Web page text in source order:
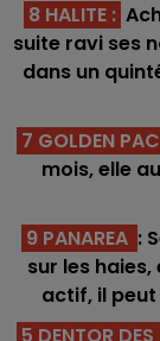
8 HALITE :
suite ravi ses
dans un
7 GOLDEN
mois, elle
9 PANAREA :
sur les
actif, il